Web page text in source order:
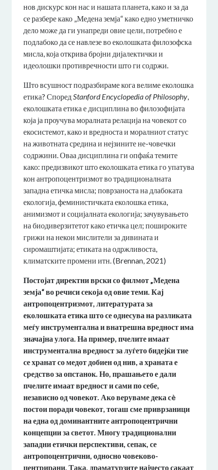
нов дискурс кон нас и нашата планета, како и за да
се разбере како „Медена земја“ како едно уметничко
дело може да ги унапреди овие цели, потребно е
подлабоко да се навлезе во еколошката филозофска
мисла, која открива бројни дијалектички и
идеолошки противречности што ги содржи.
Што всушност подразбираме кога велиме еколошка
етика? СпоредStanford Encyclopedia of Philosophy,
еколошката етика е дисциплина во филозофијата
која ја проучува моралната релација на човекот со
екосистемот, како и вредноста и моралниот статус
на животната средина и нејзините не-човечки
содржини. Оваа дисциплина ги опфаќа темите
како: предизвикот што еколошката етика го упатува
кон антропоцентризмот во традиционалната
западна етичка мисла; поврзаноста на длабоката
екологија, феминистичката еколошка етика,
анимизмот и социјалната екологија; зачувувањето
на биодиверзитетот како етичка цел; пошироките
грижи на некои мислители за дивината и
сиромаштијата; етиката на одржливоста,
климатските промени итн. (Brennan, 2021)
Постојат директни врски со филмот „Медена
земја“ во речиси секоја од овие теми. Кај
антропоцентризмот, литературата за
еколошката етика што се однесува на разликата
меѓу инструментална и внатрешна вредност има
значајна улога. На пример, пчелите имаат
инструментална вредност за луѓето бидејќи тие
се хранат со медот добиен од нив, а храната е
средство за опстанок. Но, прашањето е дали
пчелите имаат вредност и сами по себе,
независно од човекот. Ако веруваме дека сè
постои поради човекот, тогаш сме приврзаници
на една од доминантните антропоцентрични
концепции за светот. Многу традиционални
западни етички перспективи, сепак, се
антропоцентрични, односно човеково-
центрирани. Така, драматурзите најчесто сакаат